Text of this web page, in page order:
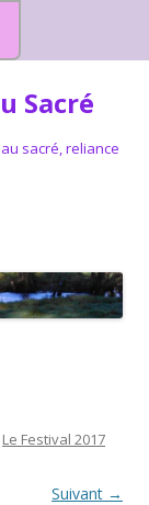
Sacré
sacré, reliance
principal
Le Festival 2017
Suivant →